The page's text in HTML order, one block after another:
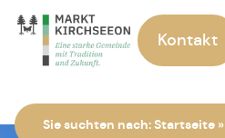
Kontakt
Sie suchten nach:Startseite »